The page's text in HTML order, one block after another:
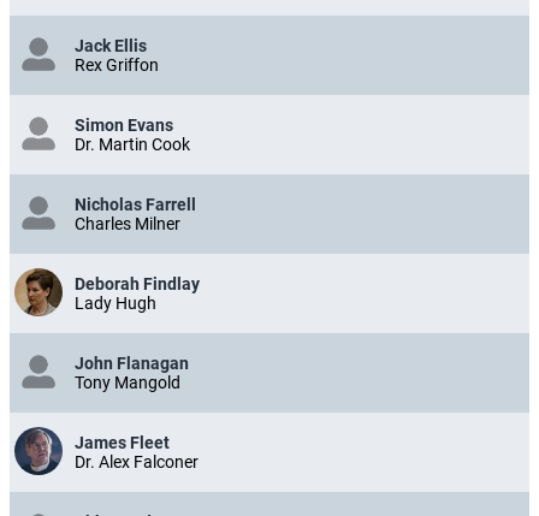
Jack Ellis
Rex Griffon
Simon Evans
Dr. Martin Cook
Nicholas Farrell
Charles Milner
Deborah Findlay
Lady Hugh
John Flanagan
Tony Mangold
James Fleet
Dr. Alex Falconer